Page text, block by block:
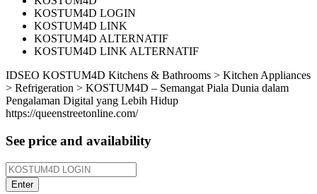
KOSTUM4D LOGIN
KOSTUM4D LINK
KOSTUM4D ALTERNATIF
KOSTUM4D LINK ALTERNATIF
IDSEO KOSTUM4D Kitchens & Bathrooms > Kitchen Appliances
> Refrigeration > KOSTUM4D – Semangat Piala Dunia dalam
Pengalaman Digital yang Lebih Hidup
https://queenstreetonline.com/
See price and availability
Enter